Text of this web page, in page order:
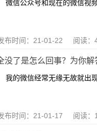
微信公众号和现在的微信视
布时间：21-01-22 阅读：
没了是怎么回事？为你解
我的微信经常无缘无故就出
布时间：21-01-17 阅读：